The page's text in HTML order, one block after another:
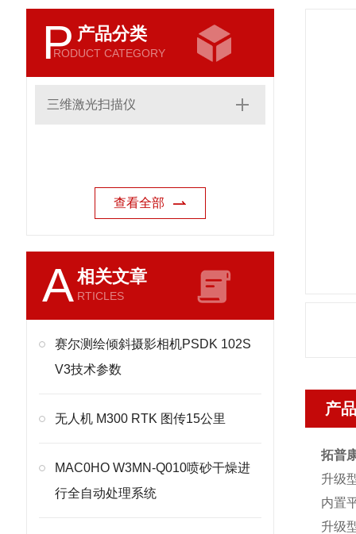
P 产品分类
RODUCT CATEGORY
三维激光扫描仪
查看全部
A相关文章
RTICLES
赛尔测绘倾斜摄影相机PSDK 102S
V3技术参数
无人机 M300 RTK 图传15公里
MAC0HO W3MN-Q010喷砂干燥进
行全自动处理系统
产
拓普
升级
内置
升级